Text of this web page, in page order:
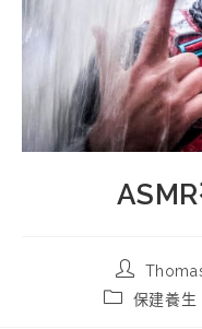
Post
author:
Post保建養生